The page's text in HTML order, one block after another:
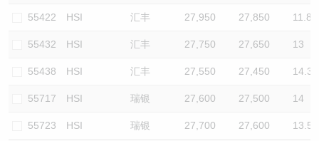
55422 HSI 汇丰 27,950 27,850 11.8
55432 HSI 汇丰 27,750 27,650 13
55438 HSI 汇丰 27,550 27,450 14.3
55717 HSI 瑞银 27,600 27,500 14
55723 HSI 瑞银 27,700 27,600 13.5